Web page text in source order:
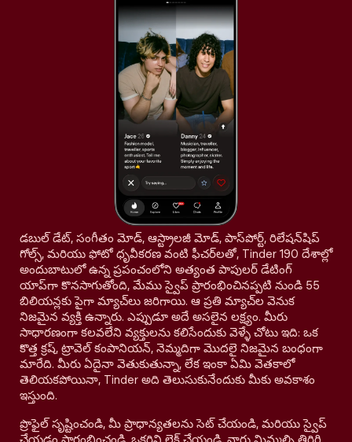
డబుల్ డేట్, సంగీతం మోడ్, ఆస్ట్రాలజీ మోడ్, పాస్‌పోర్ట్, రిలేషన్‌షిప్
గోల్స్, మరియు ఫోటో ధృవీకరణ వంటి ఫీచర్‌లతో, Tinder 190 దేశాల్లో
అందుబాటులో ఉన్న ప్రపంచంలోని అత్యంత పాపులర్ డేటింగ్
యాప్‌గా కొనసాగుతోంది, మేము స్వైప్ ప్రారంభించినప్పటి నుండి 55
బిలియన్లకు పైగా మ్యాచ్‌లు జరిగాయి. ఆ ప్రతి మ్యాచ్‌ల వెనుక
నిజమైన వ్యక్తి ఉన్నారు. ఎప్పుడూ అదే అసలైన లక్ష్యం. మీరు
సాధారణంగా కలవలేని వ్యక్తులను కలిసేందుకు వెళ్ళే చోటు ఇది: ఒక
కొత్త క్రష్, ట్రావెల్ కంపానియన్, నెమ్మదిగా మొదలై నిజమైన బంధంగా
మారేది. మీరు ఏదైనా వెతుకుతున్నా, లేక ఇంకా ఏమి వెతకాలో
తెలియకపోయినా, Tinder అది తెలుసుకునేందుకు మీకు అవకాశం
ఇస్తుంది.
ప్రొఫైల్ సృష్టించండి, మీ ప్రాధాన్యతలను సెట్ చేయండి, మరియు స్వైప్